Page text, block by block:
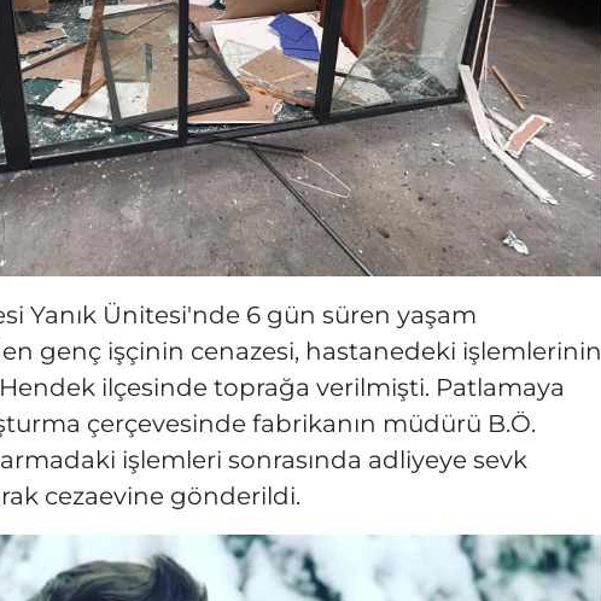
Yanık Ünitesi'nde 6 gün süren yaşam
genç işçinin cenazesi, hastanedeki işlemlerinin
ilçesinde toprağa verilmişti. Patlamaya
çerçevesinde fabrikanın müdürü B.Ö.
işlemleri sonrasında adliyeye sevk
cezaevine gönderildi.